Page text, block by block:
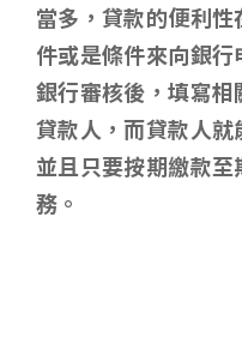
當多，貸款的便利
件或是條件來向銀
銀行審核後，填寫
貸款人，而貸款人就
並且只要按期繳款
務。